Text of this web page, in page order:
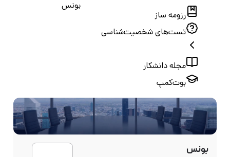
رزومه ساز
تست‌های شخصیت‌شناسی
مجله دانشکار
بوت‌کمپ
بونس
بونس